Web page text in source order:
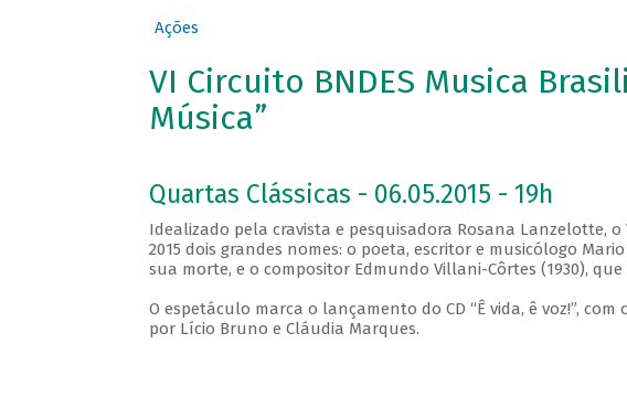
Ações
VI Circuito BNDES Musica
Música”
Quartas Clássicas - 06.05.2015 - 19h
Idealizado pela cravista e pesquisadora Rosana Lanzelotte, o
2015 dois grandes nomes: o poeta, escritor e musicólogo
sua morte, e o compositor Edmundo Villani-Côrtes (1930),
O espetáculo marca o lançamento do CD “Ê vida, ê voz!”,
por Lício Bruno e Cláudia Marques.